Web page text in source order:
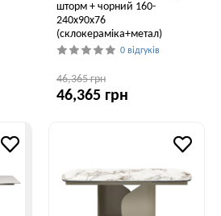
шторм + чорний 160-
240x90x76
(склокераміка+метал)
0 відгуків
46,365 грн
46,365 грн